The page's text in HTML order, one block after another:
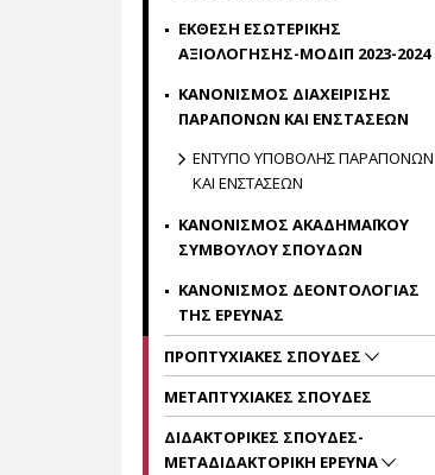
ΕΚΘΕΣΗ ΕΣΩΤΕΡΙΚΗΣ
ΑΞΙΟΛΟΓΗΣΗΣ-ΜΟΔΙΠ 2023-2024
ΚΑΝΟΝΙΣΜΟΣ ΔΙΑΧΕΙΡΙΣΗΣ
ΠΑΡΑΠΟΝΩΝ ΚΑΙ ΕΝΣΤΑΣΕΩΝ
ΕΝΤΥΠΟ ΥΠΟΒΟΛΗΣ ΠΑΡΑΠΟΝΩΝ
ΚΑΙ ΕΝΣΤΑΣΕΩΝ
ΚΑΝΟΝΙΣΜΟΣ ΑΚΑΔΗΜΑΪΚΟΥ
ΣΥΜΒΟΥΛΟΥ ΣΠΟΥΔΩΝ
ΚΑΝΟΝΙΣΜΟΣ ΔΕΟΝΤΟΛΟΓΙΑΣ
ΤΗΣ ΕΡΕΥΝΑΣ
ΠΡΟΠΤΥΧΙΑΚΕΣ ΣΠΟΥΔΕΣ
ΜΕΤΑΠΤΥΧΙΑΚΕΣ ΣΠΟΥΔΕΣ
ΔΙΔΑΚΤΟΡΙΚΕΣ ΣΠΟΥΔΕΣ-
ΜΕΤΑΔΙΔΑΚΤΟΡΙΚΗ ΕΡΕΥΝΑ